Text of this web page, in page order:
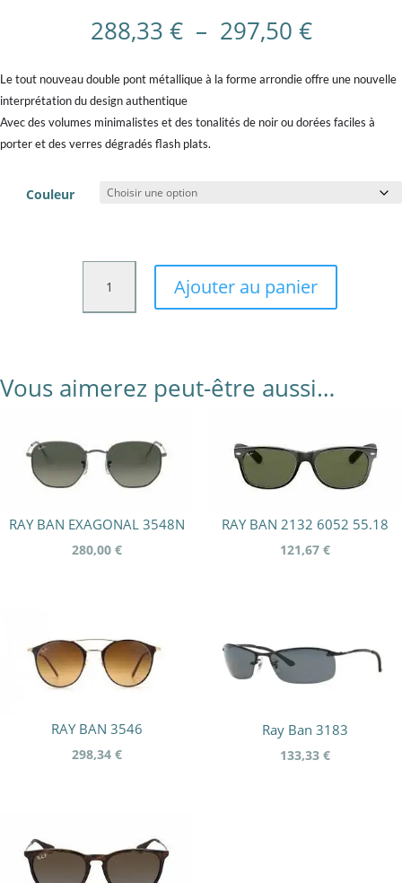
288,33 € – 297,50 €Plage
de
prix :
288,33
à
297,50
Le tout nouveau double pont métallique à la forme arrondie offre une nouvelle
interprétation du design authentique
Avec des volumes minimalistes et des tonalités de noir ou dorées faciles à
porter et des verres dégradés flash plats.
Couleur
RAY
51
Ajouter au panier
Vous aimerez peut-être aussi…
RAY BAN EXAGONAL 3548N
280,00 €
RAY BAN 2132 6052 55.18
121,67€
RAY BAN 3546
298,34 €
Ray Ban 3183
133,33€